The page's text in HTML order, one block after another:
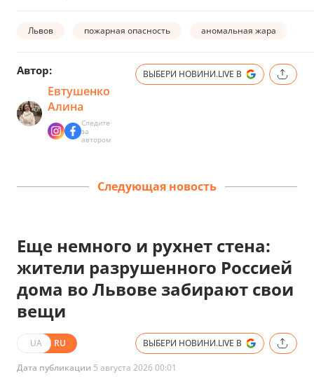
Львов пожарная опасность аномальная жара
Автор:
Евтушенко
Алина
Следите
за
автором
ВЫБЕРИ НОВИНИ.LIVE В
Следующая новость
Еще немного и рухнет стена:
жители разрушенного Россией
дома во Львове забирают свои
вещи
UA RU ВЫБЕРИ НОВИНИ.LIVE В
Дата публикации 5 августа 2026 00:01